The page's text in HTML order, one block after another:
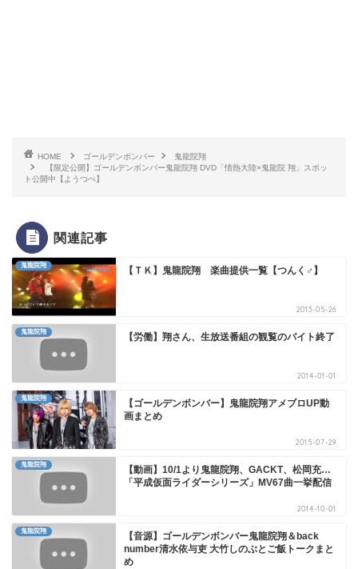
HOME ゴールデンボンバー
鬼龍院翔
【限定公開】ゴールデンボンバー鬼龍院翔 DVD「情熱大陸×鬼龍院 翔」スポッ
ト公開中【ようつべ】
関連記事
鬼龍院翔 【ＴＫ】鬼龍院翔 楽曲提供一覧【つんく♂】
2013-05-26
鬼龍院翔 【労働】翔さん、生放送番組の観覧のバイト終了
2014-01-01
鬼龍院翔
【ゴールデンボンバー】鬼龍院翔アメブロUP動
画まとめ
2015-07-29
鬼龍院翔
【動画】10/1より鬼龍院翔、GACKT、松岡充…
「平成仮面ライダーシリーズ」MV67曲一挙配信
2014-10-01
鬼龍院翔
【音源】ゴールデンボンバー鬼龍院翔＆back
number清水依与吏 大竹しのぶとご飯トークまと
め